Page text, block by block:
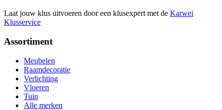
Laat jouw klus uitvoeren door een klusexpert met de Karwei
Klusservice
Assortiment
Meubelen
Raamdecoratie
Verlichting
Vloeren
Tuin
Alle merken